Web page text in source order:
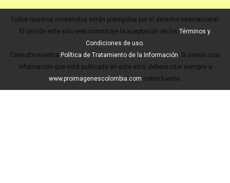
Todos nuestos contenidos están protegidos por el derecho internacional.
El uso de este sitio web constituye la aceptación de los Términos y
Condiciones de uso.
Consulte nuestra Política de Tratamiento de la Información. Si desea usar
información que está publicada en este sitio, deberá citar siempre a
www.proimagenescolombia.com como fuente.